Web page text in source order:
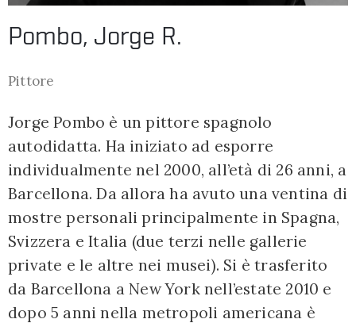
Pombo, Jorge R.
Pittore
Jorge Pombo è un pittore spagnolo
autodidatta. Ha iniziato ad esporre
individualmente nel 2000, all’età di 26 anni, a
Barcellona. Da allora ha avuto una ventina di
mostre personali principalmente in Spagna,
Svizzera e Italia (due terzi nelle gallerie
private e le altre nei musei). Si è trasferito
da Barcellona a New York nell’estate 2010 e
dopo 5 anni nella metropoli americana è